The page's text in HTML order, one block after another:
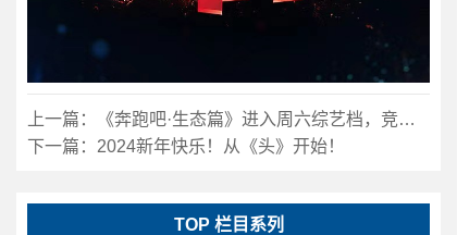
上一篇：
《奔跑吧·生态篇》进入周六综艺档，竞争《你好，星期六》？
下一篇： 2024新年快乐！从《头》开始！
TOP 栏目系列